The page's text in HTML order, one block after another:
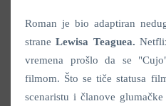
Roman je bio adaptiran
straneLewisa Teaguea.
vremena prošlo da se
filmom. Što se tiče statusa
scenaristu i članove